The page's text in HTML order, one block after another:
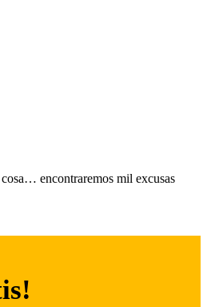
encontraremos mil excusas